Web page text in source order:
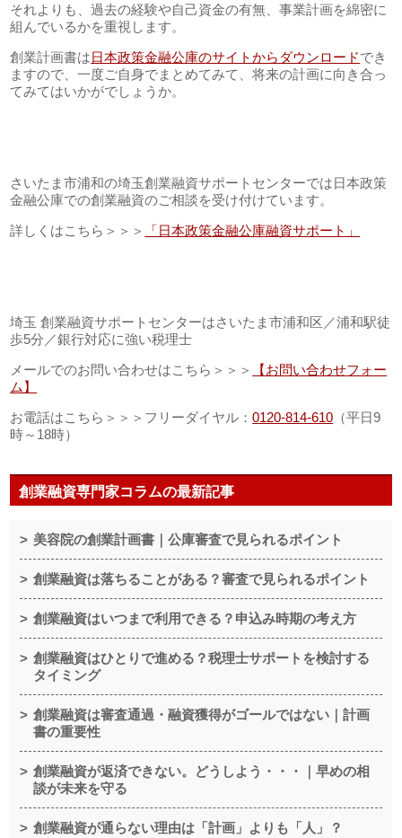
それよりも、過去の経験や自己資金の有無、事業計画を綿密に
組んでいるかを重視します。
創業計画書は日本政策金融公庫のサイトからダウンロードでき
ますので、一度ご自身でまとめてみて、将来の計画に向き合っ
てみてはいかがでしょうか。
さいたま市浦和の埼玉創業融資サポートセンターでは日本政策
金融公庫での創業融資のご相談を受け付けています。
詳しくはこちら＞＞＞
「日本政策金融公庫融資サポート」
埼玉 創業融資サポートセンターはさいたま市浦和区／浦和駅徒
歩5分／銀行対応に強い税理士
メールでのお問い合わせはこちら＞＞＞
【お問い合わせフォー
ム】
お電話はこちら＞＞＞フリーダイヤル：0120-814-610 （平日9
時～18時）
創業融資専門家コラムの最新記事
美容院の創業計画書｜公庫審査で見られるポイント
創業融資は落ちることがある？審査で見られるポイント
創業融資はいつまで利用できる？申込み時期の考え方
創業融資はひとりで進める？税理士サポートを検討する
タイミング
創業融資は審査通過・融資獲得がゴールではない｜計画
書の重要性
創業融資が返済できない。どうしよう・・・｜早めの相
談が未来を守る
創業融資が通らない理由は「計画」よりも「人」？